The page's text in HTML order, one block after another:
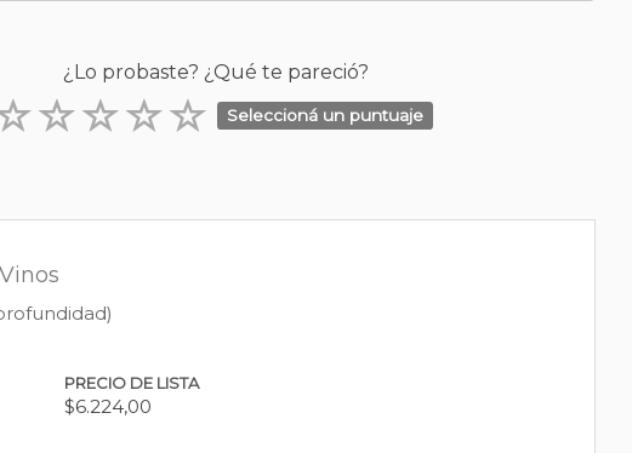
¿Lo probaste? ¿Qué te pareció?
Seleccioná un puntuaje
PRECIO DE LISTA
$6.224,00